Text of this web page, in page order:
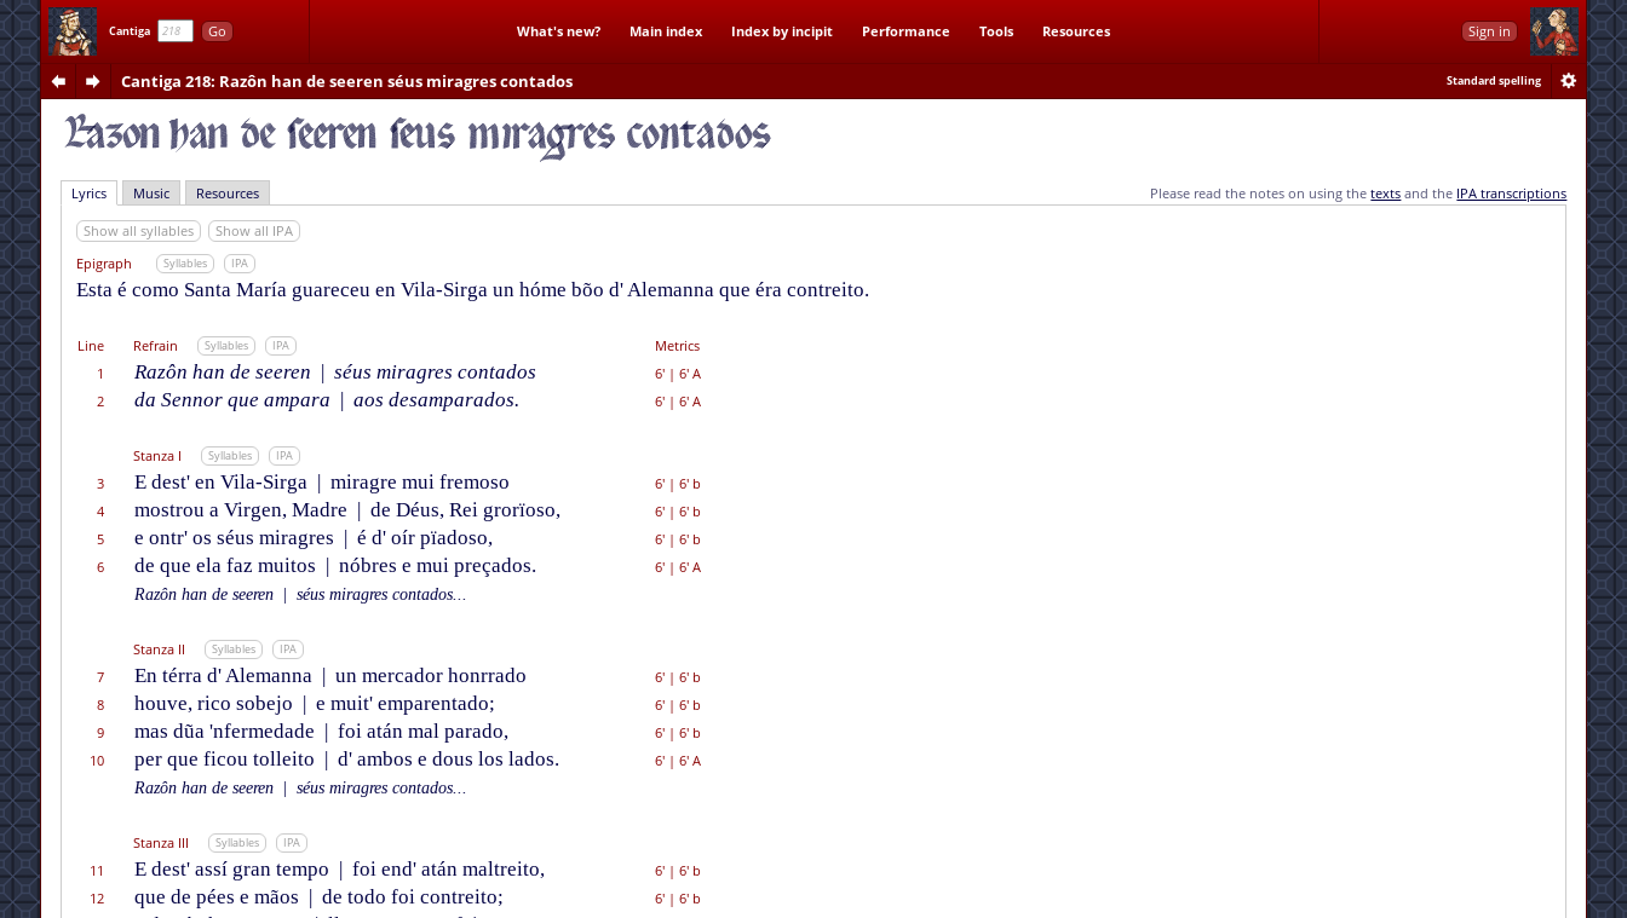
Cantiga Go What's new? Main index Index by incipit Performance Tools Resources Sign in
Cantiga 218: Razôn han de seeren séus miragres contados Standard spelling
Lyrics Music Resources Please read the notes on using thetexts and the IPA transcriptions
Show all syllables
Show all IPA
Epigraph
Syllables IPA
Esta é como Santa María guareceu en Vila-Sirga un hóme bõo d' Alemanna que éra contreito.
Line Refrain Syllables IPA
Metrics
1
Razôn han de seeren | séus miragres contados 6'| 6' A
2
da Sennor que ampara | aos desamparados. 6'| 6' A
Stanza I Syllables IPA
3 E dest' en Vila-Sirga | miragre mui fremoso 6'| 6' b
4
mostrou a Virgen, Madre | de Déus, Rei grorïoso, 6'| 6' b
5
e ontr' os séus miragres | é d' oír pïadoso, 6'| 6' b
6
de que ela faz muitos | nóbres e mui preçados. 6'| 6' A
Razôn han de seeren
séus miragres contados...
Stanza II Syllables IPA
7 En térra d' Alemanna | un mercador honrrado 6'| 6' b
8
houve, rico sobejo | e muit' emparentado; 6'| 6' b
9
mas dũa 'nfermedade | foi atán mal parado, 6'| 6' b
10
per que ficou tolleito | d' ambos e dous los lados. 6'| 6' A
Razôn han de seeren
séus miragres contados...
Stanza III Syllables IPA
11 E dest' assí gran tempo | foi end' atán maltreito, 6'| 6' b
12
que de pées e mãos | de todo foi contreito; 6'| 6' b